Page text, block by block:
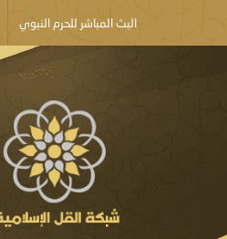
البث المباشر للحرم النبوي